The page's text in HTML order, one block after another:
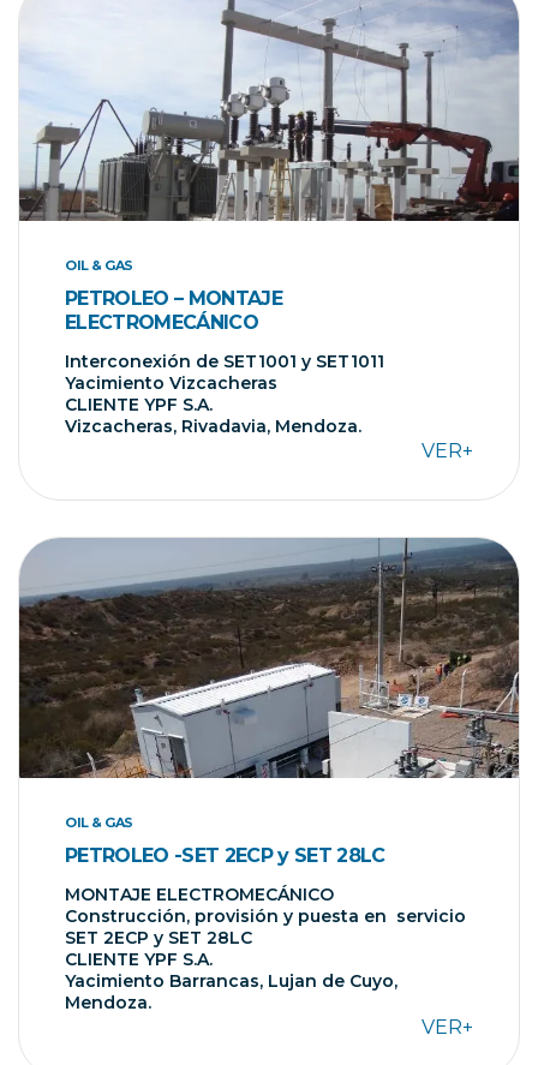
OIL & GAS
PETROLEO – MONTAJE
ELECTROMECÁNICO
Interconexión de SET1001 y SET1011
Yacimiento Vizcacheras
CLIENTE YPF S.A.
Vizcacheras, Rivadavia, Mendoza.
VER+
OIL & GAS
PETROLEO -SET 2ECP y SET 28LC
MONTAJE ELECTROMECÁNICO
Construcción, provisión y puesta en servicio
SET 2ECP y SET 28LC
CLIENTE YPF S.A.
Yacimiento Barrancas, Lujan de Cuyo,
Mendoza.
VER+